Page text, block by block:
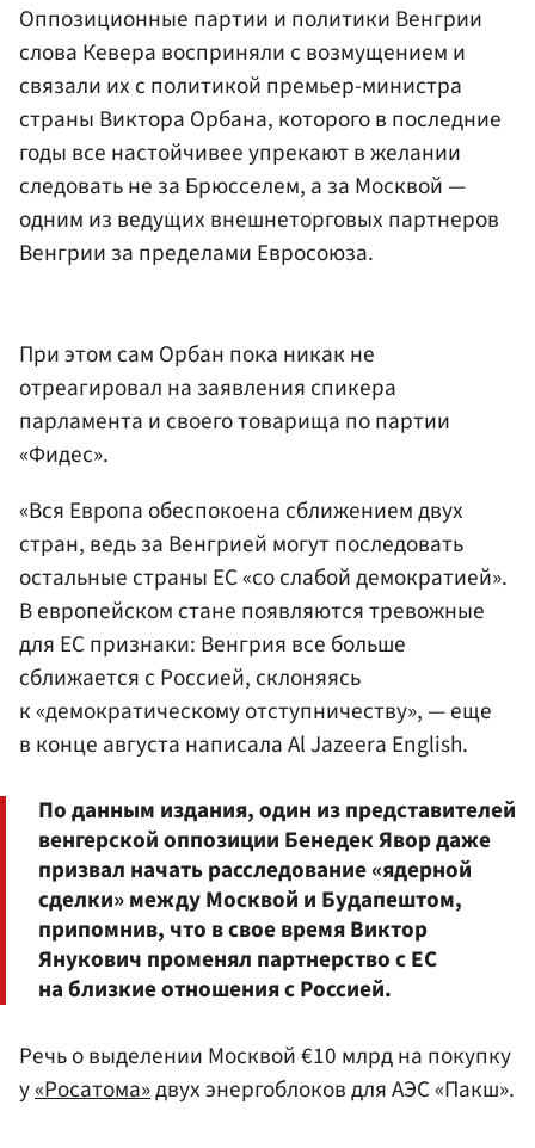
Оппозиционные партии и политики Венгрии
слова Кевера восприняли с возмущением и
связали их с политикой премьер-министра
страны Виктора Орбана, которого в последние
годы все настойчивее упрекают в желании
следовать не за Брюсселем, а за Москвой —
одним из ведущих внешнеторговых партнеров
Венгрии за пределами Евросоюза.
При этом сам Орбан пока никак не
отреагировал на заявления спикера
парламента и своего товарища по партии
«Фидес».
«Вся Европа обеспокоена сближением двух
стран, ведь за Венгрией могут последовать
остальные страны ЕС «со слабой демократией».
В европейском стане появляются тревожные
для ЕС признаки: Венгрия все больше
сближается с Россией, склоняясь
к «демократическому отступничеству», — еще
в конце августа написала Al Jazeera English.
По данным издания, один из представителей
венгерской оппозиции Бенедек Явор даже
призвал начать расследование «ядерной
сделки» между Москвой и Будапештом,
припомнив, что в свое время Виктор
Янукович променял партнерство с ЕС
на близкие отношения с Россией.
Речь о выделении Москвой €10 млрд на покупку
у«Росатома»двух энергоблоков для АЭС «Пакш».